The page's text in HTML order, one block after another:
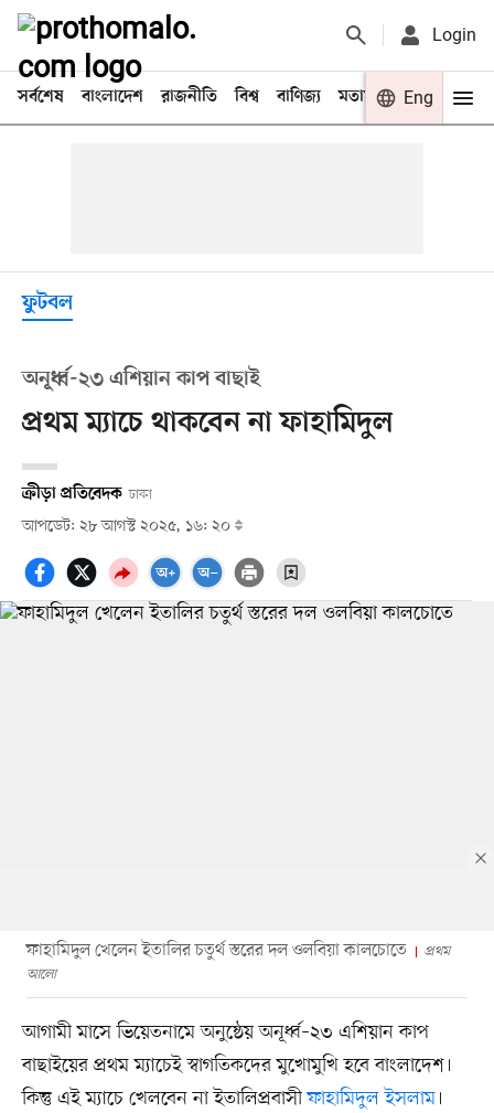
Login
সর্বশেষ বাংলাদেশ রাজনীতি বিশ্ব বাণিজ্য মতামত খেলা
Eng
ফুটবল
অনূর্ধ্ব-২৩ এশিয়ান কাপ বাছাই
প্রথম ম্যাচে থাকবেন না ফাহামিদুল
ক্রীড়া প্রতিবেদক ঢাকা
আপডেট: ২৮ আগস্ট ২০২৫, ১৬: ২০
ফাহামিদুল খেলেন ইতালির চতুর্থ স্তরের দল ওলবিয়া কালচোতে
প্রথম
আলো
আগামী মাসে ভিয়েতনামে অনুষ্ঠেয় অনূর্ধ্ব–২৩ এশিয়ান কাপ
বাছাইয়ের প্রথম ম্যাচেই স্বাগতিকদের মুখোমুখি হবে বাংলাদেশ।
কিন্তু এই ম্যাচে খেলবেন না ইতালিপ্রবাসীফাহামিদুল ইসলাম।